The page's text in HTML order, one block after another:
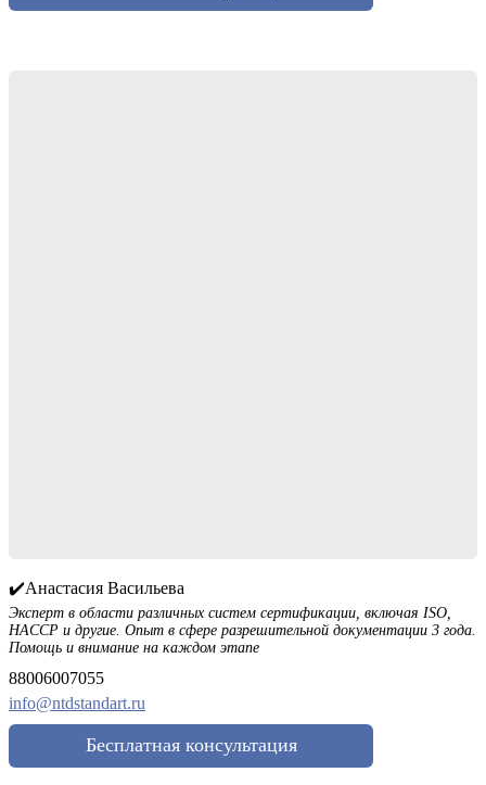
✔️Анастасия Васильева
Эксперт в области различных систем сертификации, включая ISO,
HACCP и другие. Опыт в сфере разрешительной документации 3 года.
Помощь и внимание на каждом этапе
88006007055
info@ntdstandart.ru
Бесплатная консультация